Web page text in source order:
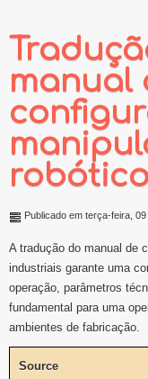
manual
robótico
Publicado em terça-feira,
A tradução do manual de
industriais garante uma
operação, parâmetros
fundamental para uma
ambientes de fabricação.
Source